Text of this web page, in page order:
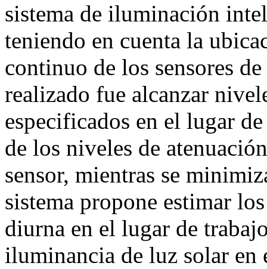
sistema de iluminación
teniendo en cuenta la
continuo de los sensores
realizado fue alcanzar
especificados en el lugar
de los niveles de
sensor, mientras se
sistema propone estimar
diurna en el lugar de
iluminancia de luz solar en